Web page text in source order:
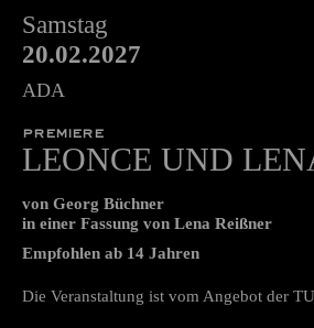
SCHAUSPIEL ESSEN
Samstag
20.02.2027
ADA
PREMIERE
LEONCE UND LENA
in einer Fassung von Lena Reißner